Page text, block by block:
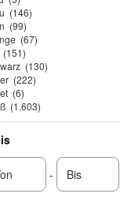
(146)
(99)
(67)
(151)
(130)
(222)
(6)
(1.603)
-